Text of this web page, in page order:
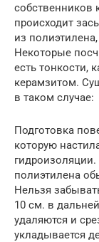
собственников
происходит
из
Некоторые
есть тонкости,
керамзитом.
в таком случае:
Подготовка
которую
полиэтилена
Нельзя
10 см. в
удаляются и
укладывается